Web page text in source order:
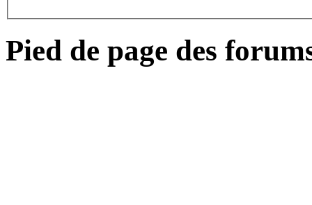
Pied de page des